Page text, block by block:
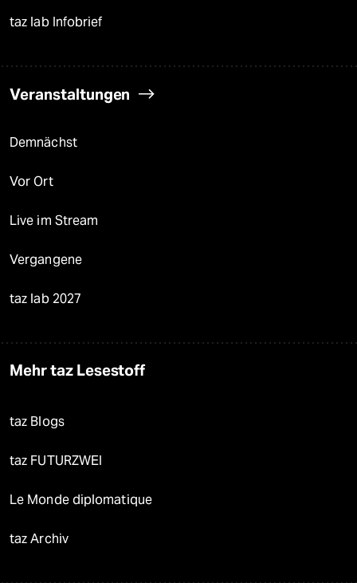
taz lab Infobrief
Veranstaltungen
Demnächst
Vor Ort
Live im Stream
Vergangene
taz lab 2027
Mehr taz Lesestoff
taz Blogs
taz FUTURZWEI
Le Monde diplomatique
taz Archiv